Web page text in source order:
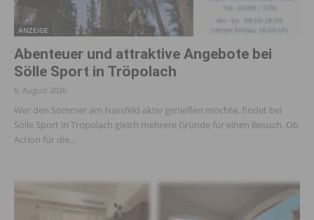
ANZEIGE
Abenteuer und attraktive Angebote bei
Sölle Sport in Tröpolach
6. August 2026
Wer den Sommer am Nassfeld aktiv genießen möchte, findet bei
Sölle Sport in Tröpolach gleich mehrere Gründe für einen Besuch. Ob
Action für die...